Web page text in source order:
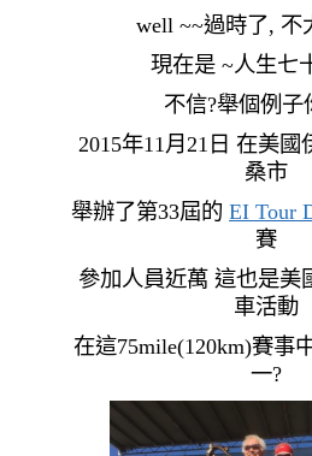
well ~~過時了, 不
現在是 ~人生七
不信?舉個例子
2015年11月21日 在美
桑市
舉辦了第33屆的EI Tour
賽
參加人員近萬 這也是美
車活動
在這75mile(120km)賽事
一?